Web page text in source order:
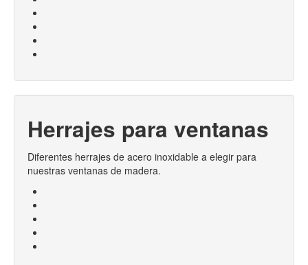
Herrajes para ventanas
Diferentes herrajes de acero inoxidable a elegir para
nuestras ventanas de madera.